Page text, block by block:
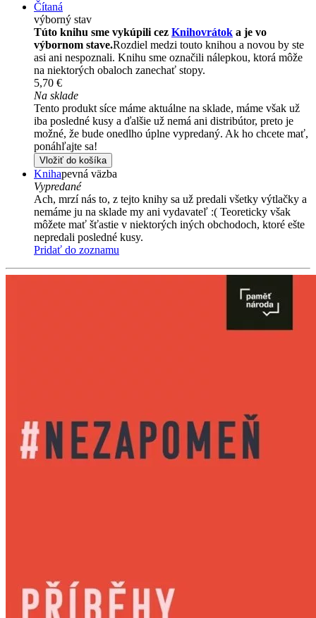
Čítaná
výborný stav
Túto knihu sme vykúpili cez Knihovrátok a je vo
výbornom stave.Rozdiel medzi touto knihou a novou by ste
asi ani nespoznali. Knihu sme označili nálepkou, ktorá môže
na niektorých obaloch zanechať stopy.
5,70 €
Na sklade
Tento produkt síce máme aktuálne na sklade, máme však už
iba posledné kusy a ďalšie už nemá ani distribútor, preto je
možné, že bude onedlho úplne vypredaný. Ak ho chcete mať,
ponáhľajte sa!
Vložiť do košíka
Knihapevná väzba
Vypredané
Ach, mrzí nás to, z tejto knihy sa už predali všetky výtlačky a
nemáme ju na sklade my ani vydavateľ :( Teoreticky však
môžete mať šťastie v niektorých iných obchodoch, ktoré ešte
nepredali posledné kusy.
Pridať do zoznamu